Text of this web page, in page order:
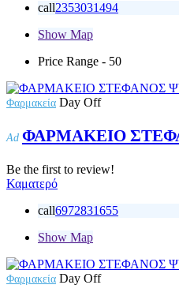
call2353031494
Show Map
Price Range - 50
Φαρμακεία Day Off
Ad ΦΑΡΜΑΚΕΙΟ
Be the first to review!
Καματερό
call6972831655
Show Map
Φαρμακεία Day Off